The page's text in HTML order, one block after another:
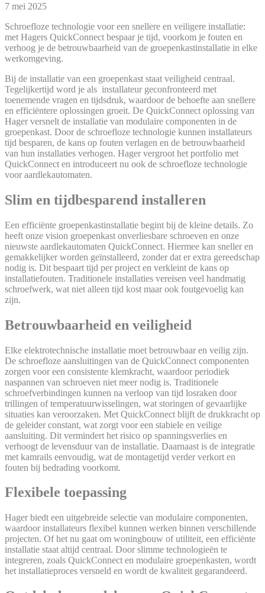
7 mei 2025
Schroefloze technologie voor een snellere en veiligere installatie:
met Hagers QuickConnect bespaar je tijd, voorkom je fouten en
verhoog je de betrouwbaarheid van de groepenkastinstallatie in elke
werkomgeving.
Bij de installatie van een groepenkast staat veiligheid centraal.
Tegelijkertijd word je als installateur geconfronteerd met
toenemende vragen en tijdsdruk, waardoor de behoefte aan snellere
en efficiëntere oplossingen groeit. De QuickConnect oplossing van
Hager versnelt de installatie van modulaire componenten in de
groepenkast. Door de schroefloze technologie kunnen installateurs
tijd besparen, de kans op fouten verlagen en de betrouwbaarheid
van hun installaties verhogen. Hager vergroot het portfolio met
QuickConnect en introduceert nu ook de schroefloze technologie
voor aardlekautomaten.
Slim en tijdbesparend installeren
Een efficiënte groepenkastinstallatie begint bij de kleine details. Zo
heeft onze vision groepenkast onverliesbare schroeven en onze
nieuwste aardlekautomaten QuickConnect. Hiermee kan sneller en
gemakkelijker worden geïnstalleerd, zonder dat er extra gereedschap
nodig is. Dit bespaart tijd per project en verkleint de kans op
installatiefouten. Traditionele installaties vereisen veel handmatig
schroefwerk, wat niet alleen tijd kost maar ook foutgevoelig kan
zijn.
Betrouwbaarheid en veiligheid
Elke elektrotechnische installatie moet betrouwbaar en veilig zijn.
De schroefloze aansluitingen van de QuickConnect componenten
zorgen voor een consistente klemkracht, waardoor periodiek
naspannen van schroeven niet meer nodig is. Traditionele
schroefverbindingen kunnen na verloop van tijd losraken door
trillingen of temperatuurwisselingen, wat storingen of gevaarlijke
situaties kan veroorzaken. Met QuickConnect blijft de drukkracht op
de geleider constant, wat zorgt voor een stabiele en veilige
aansluiting. Dit vermindert het risico op spanningsverlies en
verhoogt de levensduur van de installatie. Daarnaast is de integratie
met kamrails eenvoudig, wat de montagetijd verder verkort en
fouten bij bedrading voorkomt.
Flexibele toepassing
Hager biedt een uitgebreide selectie van modulaire componenten,
waardoor installateurs flexibel kunnen werken binnen verschillende
projecten. Of het nu gaat om woningbouw of utiliteit, een efficiënte
installatie staat altijd centraal. Door slimme technologieën te
integreren, zoals QuickConnect en modulaire groepenkasten, wordt
het installatieproces versneld en wordt de kwaliteit gegarandeerd.